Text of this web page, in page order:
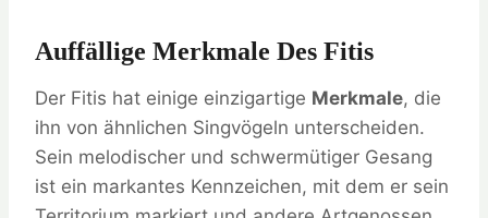
Auffällige Merkmale Des Fitis
Der Fitis hat einige einzigartige Merkmale, die
ihn von ähnlichen Singvögeln unterscheiden.
Sein melodischer und schwermütiger Gesang
ist ein markantes Kennzeichen, mit dem er sein